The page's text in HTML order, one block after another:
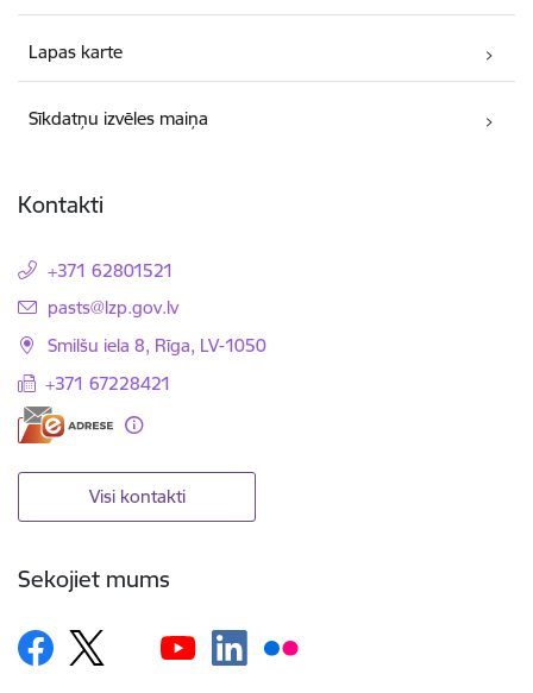
Lapas karte
Sīkdatņu izvēles maiņa
Kontakti
+371 62801521
E-pasts:
pasts@lzp.gov.lv
Smilšu iela 8, Rīga, LV-1050
+371 67228421
Visi kontakti
Sekojiet mums